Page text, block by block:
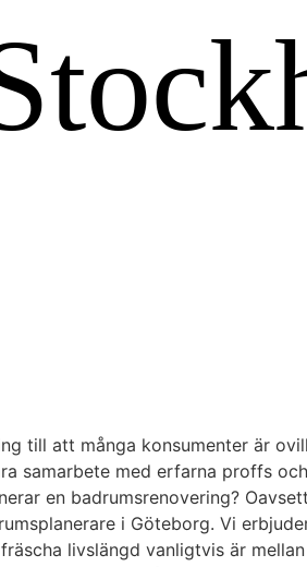
till att många konsumenter är
med erfarna proffs
en badrumsrenovering?
i Göteborg. Vi
livslängd vanligtvis är